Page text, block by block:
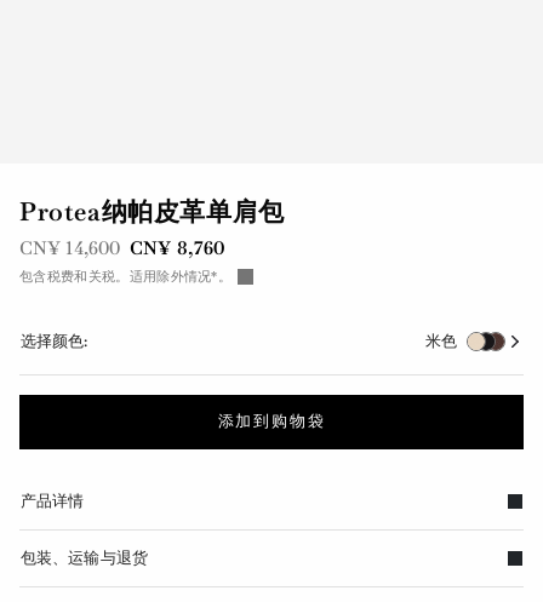
Protea纳帕皮革单肩包
之前是
CN¥ 14,600现在是
CN¥ 8,760
包含税费和关税。适用除外情况*。
选择颜色: 米色
添加到购物袋
产品详情
包装、运输与退货